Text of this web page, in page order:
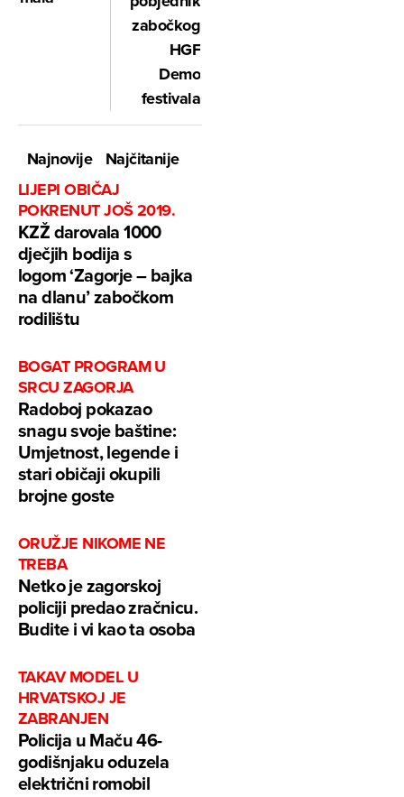
zabočkog
HGF
Demo
festivala
Najnovije
Najčitanije
LIJEPI OBIČAJ
POKRENUT JOŠ 2019.
KZŽ darovala 1000
dječjih bodija s
logom ‘Zagorje – bajka
na dlanu’ zabočkom
rodilištu
BOGAT PROGRAM U
SRCU ZAGORJA
Radoboj pokazao
snagu svoje baštine:
Umjetnost, legende i
stari običaji okupili
brojne goste
ORUŽJE NIKOME NE
TREBA
Netko je zagorskoj
policiji predao zračnicu.
Budite i vi kao ta osoba
TAKAV MODEL U
HRVATSKOJ JE
ZABRANJEN
Policija u Maču 46-
godišnjaku oduzela
električni romobil